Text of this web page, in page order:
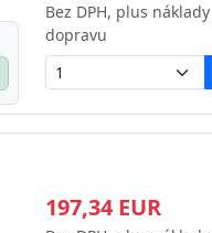
Bez DPH, plus
dopravu
197,34 EUR